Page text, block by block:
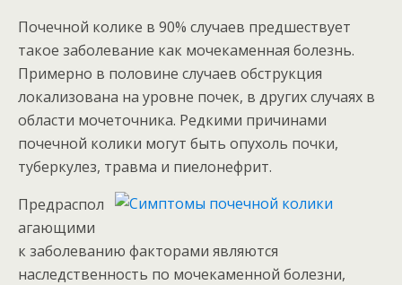
Почечной колике в 90% случаев предшествует
такое заболевание как мочекаменная болезнь.
Примерно в половине случаев обструкция
локализована на уровне почек, в других случаях в
области мочеточника. Редкими причинами
почечной колики могут быть опухоль почки,
туберкулез, травма и пиелонефрит.
Предраспол
агающими
к заболеванию факторами являются
наследственность по мочекаменной болезни,